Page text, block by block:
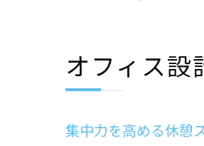
オフィス設
集中力を高める休憩